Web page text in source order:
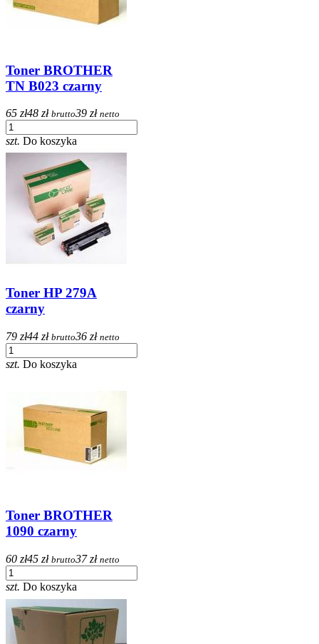
Toner BROTHER
TN B023 czarny
65 zł48 zł brutto39 zł netto
szt. Do koszyka
Toner HP 279A
czarny
79 zł44 zł brutto36 zł netto
szt. Do koszyka
Toner BROTHER
1090 czarny
60 zł45 zł brutto37 zł netto
szt. Do koszyka